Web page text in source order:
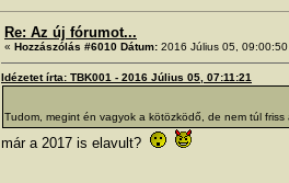
Re: Az új fórumot...
« Hozzászólás #6010 Dátum: 2016 Július 05,
Idézetet írta: TBK001 - 2016 Július 05, 07:11:21
Tudom, megint én vagyok a kötözködő, de nem túl
már a 2017 is elavult?